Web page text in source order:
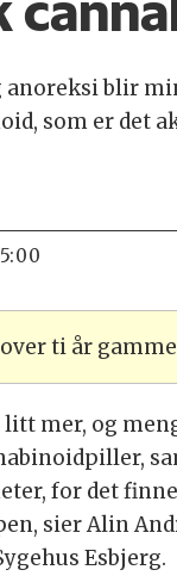
anoreksi blir
som er det
ti år
litt mer, og
for det
sier Alin
Esbjerg.